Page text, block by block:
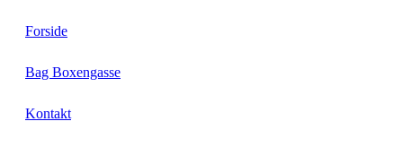
Forside
Bag Boxengasse
Kontakt